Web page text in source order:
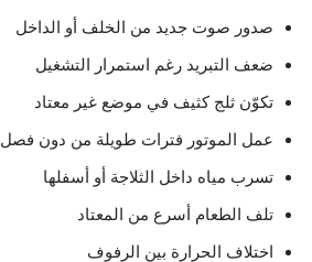
صدور صوت جديد من الخلف أو الداخل
ضعف التبريد رغم استمرار التشغيل
تكوّن ثلج كثيف في موضع غير معتاد
عمل الموتور فترات طويلة من دون فصل
تسرب مياه داخل الثلاجة أو أسفلها
تلف الطعام أسرع من المعتاد
اختلاف الحرارة بين الرفوف